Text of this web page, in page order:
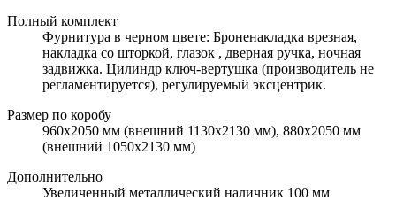
Полный комплект
Фурнитура в черном цвете: Броненакладка врезная,
накладка со шторкой, глазок , дверная ручка, ночная
задвижка. Цилиндр ключ-вертушка (производитель не
регламентируется), регулируемый эксцентрик.
Размер по коробу
960х2050 мм (внешний 1130х2130 мм), 880х2050 мм
(внешний 1050х2130 мм)
Дополнительно
Увеличенный металлический наличник 100 мм